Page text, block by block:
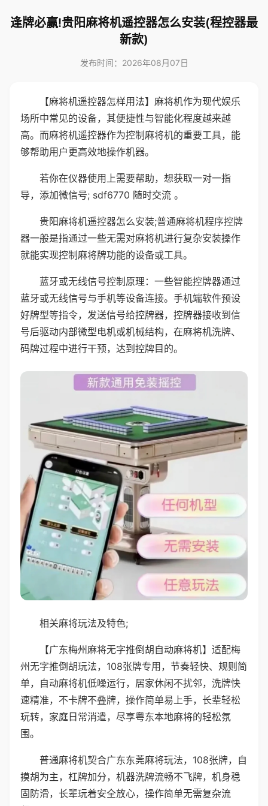
逢牌必赢!贵阳麻将机遥控器怎么安装(程控器最
新款)
发布时间：2026年08月07日
【麻将机遥控器怎样用法】麻将机作为现代娱乐
场所中常见的设备，其便捷性与智能化程度越来越
高。而麻将机遥控器作为控制麻将机的重要工具，能
够帮助用户更高效地操作机器。
若你在仪器使用上需要帮助，想获取一对一指
导，添加微信号; sdf6770 随时交流 。
贵阳麻将机遥控器怎么安装;普通麻将机程序控牌
器一般是指通过一些无需对麻将机进行复杂安装操作
就能实现控制麻将牌功能的设备或工具。
蓝牙或无线信号控制原理：一些智能控牌器通过
蓝牙或无线信号与手机等设备连接。手机端软件预设
好牌型等指令，发送信号给控牌器，控牌器接收到信
号后驱动内部微型电机或机械结构，在麻将机洗牌、
码牌过程中进行干预，达到控牌目的。
相关麻将玩法及特色;
【广东梅州麻将无字推倒胡自动麻将机】适配梅
州无字推倒胡玩法，108张牌专用，节奏轻快、规则简
单，自动麻将机低噪运行，居家休闲不扰邻，洗牌快
速精准，不卡牌不叠牌，操作简单易上手，长辈轻松
玩转，家庭日常消遣，尽享粤东本地麻将的轻松氛
围。
普通麻将机契合广东东莞麻将玩法，108张牌，自
摸胡为主，杠牌加分，机器洗牌流畅不飞牌，机身稳
固防滑，长辈玩着安全放心，操作简单无需复杂流